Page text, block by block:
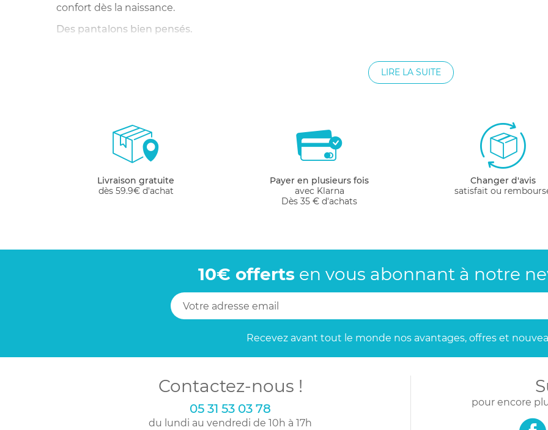
confort dès la naissance.
Des pantalons bien pensés.
bébé se change souvent, les pantalons sont lavables en machine. En plus, ils sèchent très vite
plus amples, ces pantalons pour bébé permettront aux petits de pouvoir bouger sans jamais avoir
Parce qu'il n'y a pas que le rose et le bleu dans les gardes robes des bébés et dans les envies des
disponible. A vous ensuite d'accorder les vêtements de votre bébé selon vos envies. Dès la
présents sur cette page ont des autres vêtements et accessoires assortis, comme des bonnets ou
Les pantalons sont adaptés au contact de la peau fragile de bébé, avec une fabrication moderne
LIRE LA SUITE
Livraison gratuite
dès 59.9€ d'achat
Payer en plusieurs fois
avec Klarna
Dès 35 € d'achats
Changer d'avis
satisfait ou
10€ offertsen vous abonnantà notre
Recevez avant tout le monde nos avantages, offres et
Contactez-nous !
05 31 53 03 78
du lundi au vendredi de 10h à 17h
pour encore